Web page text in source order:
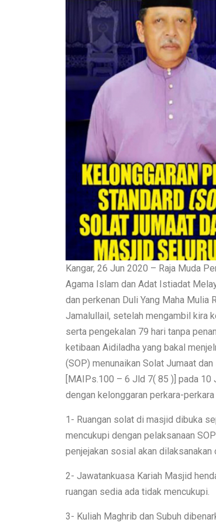
Kangar, 26 Jun 2020 – Raja Muda
Agama Islam dan Adat Istiadat
dan perkenan Duli Yang Maha Mulia
Jamalullail, setelah mengambil kira
serta pengekalan 79 hari tanpa
ketibaan Aidiladha yang bakal
(SOP) menunaikan Solat Jumaat
[MAIPs.100 – 6 Jld 7( 85 )] pada
dengan kelonggaran perkara-
1- Ruangan solat di masjid dibuka
mencukupi dengan pelaksanaan
penjejakan sosial akan
2- Jawatankuasa Kariah Masjid
ruangan sedia ada tidak mencukupi.
3- Kuliah Maghrib dan Subuh